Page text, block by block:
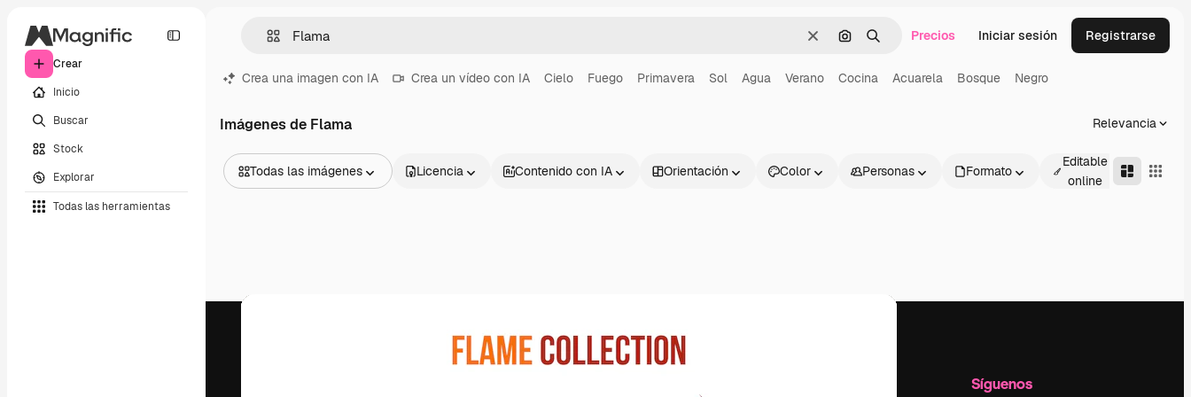
Crear
Inicio
Buscar
Stock
Explorar
Todas las herramientas
BorrarBuscar por imagen
BuscarPrecios Iniciar sesión Registrarse
Crea una imagen con IA Crea un vídeo con IA Cielo Fuego Primavera Sol Agua Verano Cocina Acuarela Bosque Negro
Imágenes de Flama Relevancia
Todas las imágenes
Vídeos
Licencia Contenido con IA Orientación Color Personas Formato
Editable
online
Síguenos